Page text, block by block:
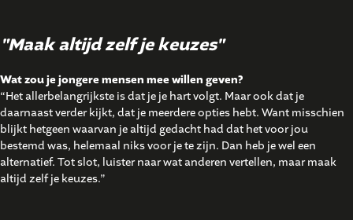
"Maak altijd zelf je keuzes"
Wat zou je jongere mensen mee willen geven?
“Het allerbelangrijkste is dat je je hart volgt. Maar ook dat je
daarnaast verder kijkt, dat je meerdere opties hebt. Want misschien
blijkt hetgeen waarvan je altijd gedacht had dat het voor jou
bestemd was, helemaal niks voor je te zijn. Dan heb je wel een
alternatief. Tot slot, luister naar wat anderen vertellen, maar maak
altijd zelf je keuzes.”